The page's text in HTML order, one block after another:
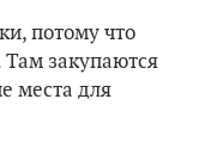
потому что
Там закупаются
места для